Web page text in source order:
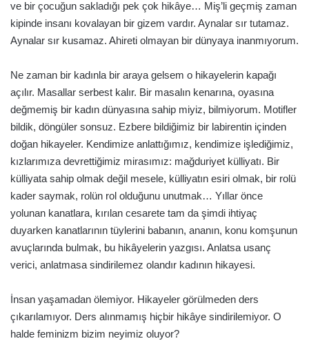
ve bir çocuğun sakladığı pek çok hikâye… Miş’li geçmiş zaman
kipinde insanı kovalayan bir gizem vardır. Aynalar sır tutamaz.
Aynalar sır kusamaz. Ahireti olmayan bir dünyaya inanmıyorum.
Ne zaman bir kadınla bir araya gelsem o hikayelerin kapağı
açılır. Masallar serbest kalır. Bir masalın kenarına, oyasına
değmemiş bir kadın dünyasına sahip miyiz, bilmiyorum. Motifler
bildik, döngüler sonsuz. Ezbere bildiğimiz bir labirentin içinden
doğan hikayeler. Kendimize anlattığımız, kendimize işlediğimiz,
kızlarımıza devrettiğimiz mirasımız: mağduriyet külliyatı. Bir
külliyata sahip olmak değil mesele, külliyatın esiri olmak, bir rolü
kader saymak, rolün rol olduğunu unutmak… Yıllar önce
yolunan kanatlara, kırılan cesarete tam da şimdi ihtiyaç
duyarken kanatlarının tüylerini babanın, ananın, konu komşunun
avuçlarında bulmak, bu hikâyelerin yazgısı. Anlatsa usanç
verici, anlatmasa sindirilemez olandır kadının hikayesi.
İnsan yaşamadan ölemiyor. Hikayeler görülmeden ders
çıkarılamıyor. Ders alınmamış hiçbir hikâye sindirilemiyor. O
halde feminizm bizim neyimiz oluyor?